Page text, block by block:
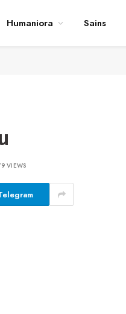
Humaniora Sains
VIEWS